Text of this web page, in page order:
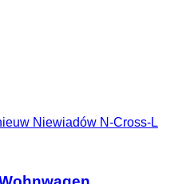
Niewiadów N-Cross-L